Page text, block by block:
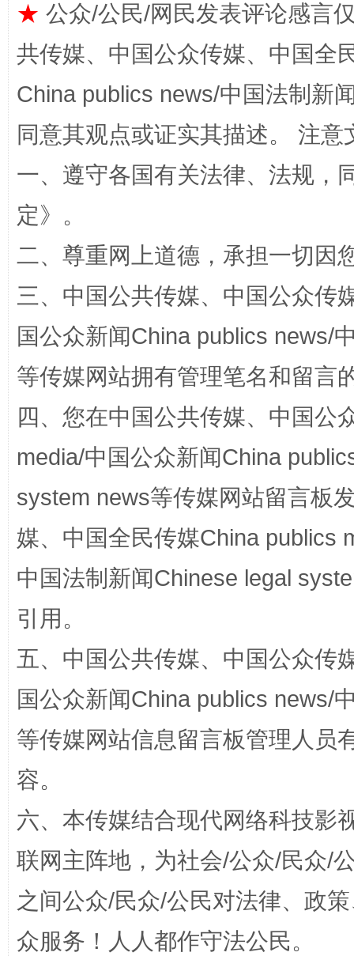
扯下公款旅游的“隐身衣”
完善运行机制助力责任有效落实 一纸欠
东山县通报“牛蛙产品抗生素超标问题” 法
千年窑火 生生不息
★ 公众/公民/网民发表评论感言
共传媒、中国公众传媒、中国全
China publics news/中国法制新
同意其观点或证实其描述。 注
一、遵守各国有关法律、法规，
定》。
二、尊重网上道德，承担一切因
三、中国公共传媒、中国公众传
国公众新闻China publics news/
等传媒网站拥有管理笔名和留言
四、您在中国公共传媒、中国公
media/中国公众新闻China
system news等传媒网站留言板
媒、中国全民传媒China publics
中国法制新闻Chinese legal
引用。
五、中国公共传媒、中国公众传
国公众新闻China publics news/
等传媒网站信息留言板管理人员
容。
六、本传媒结合现代网络科技影
联网主阵地，为社会/公众/民众/
之间公众/民众/公民对法律、政
众服务！人人都作守法公民。